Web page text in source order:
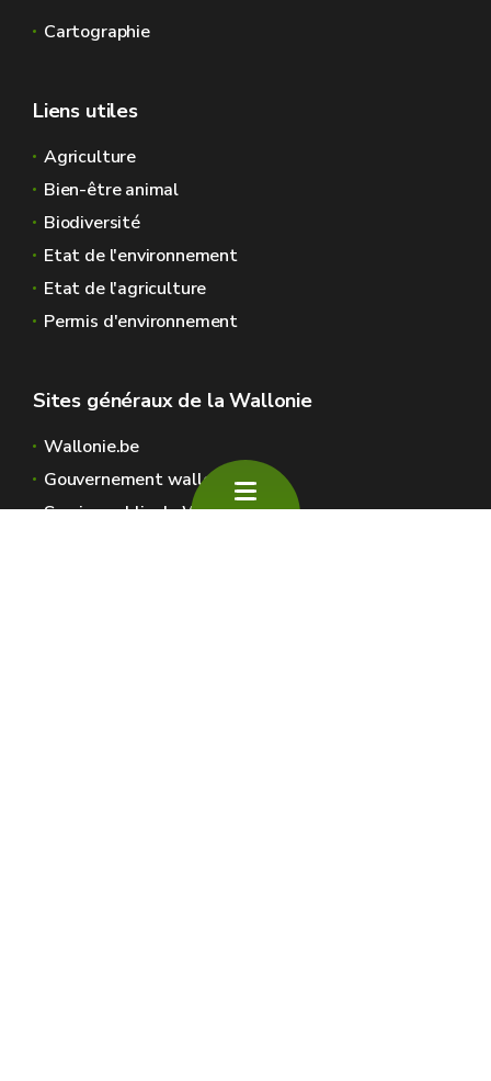
Cartographie
Liens utiles
Agriculture
Bien-être animal
Biodiversité
Etat de l'environnement
Etat de l'agriculture
Permis d'environnement
Sites généraux de la Wallonie
Wallonie.be
Gouvernement wallon
Service public de Wallonie